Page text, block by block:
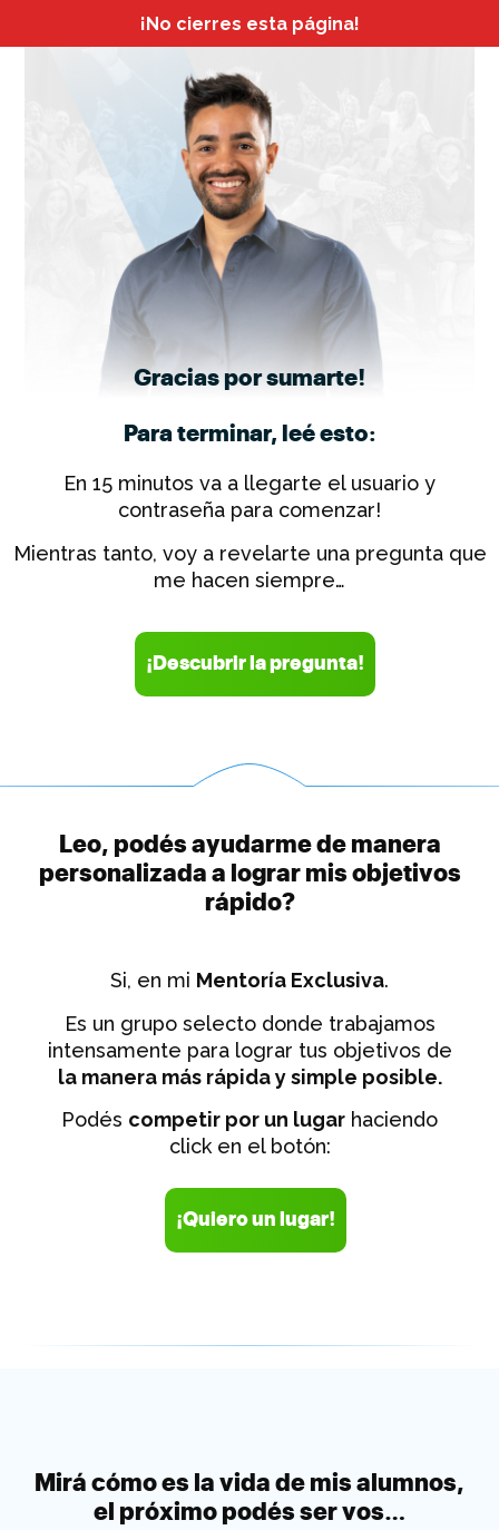
¡No cierres esta página!
Gracias por sumarte!
Para terminar, leé esto:
En 15 minutos va a llegarte el usuario y
contraseña para comenzar!
Mientras tanto, voy a revelarte una pregunta que
me hacen siempre…
¡Descubrir la pregunta!
Leo, podés ayudarme de manera
personalizada a lograr mis objetivos
rápido?
Si, en mi Mentoría Exclusiva.
Es un grupo selecto donde trabajamos
intensamente para lograr tus objetivos de
la manera más rápida y simple posible.
Podés competir por un lugar haciendo
click en el botón:
¡Quiero un lugar!
Mirá cómo es la vida de mis alumnos,
el próximo podés ser vos…